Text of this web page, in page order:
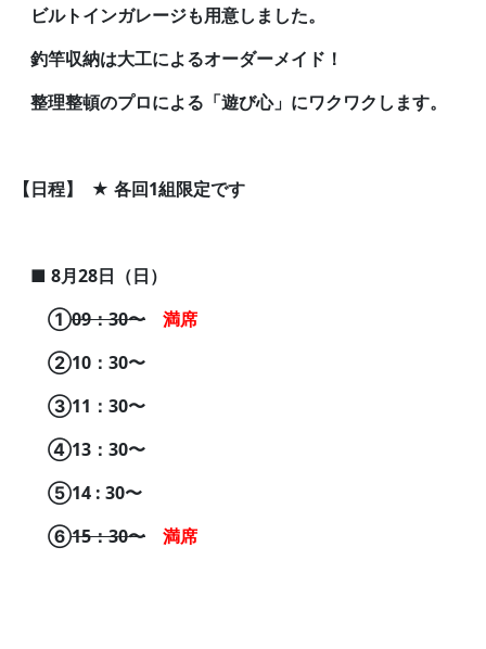
ビルトインガレージも用意しました。
釣竿収納は大工によるオーダーメイド！
整理整頓のプロによる「遊び心」にワクワクします。
【日程】 ★ 各回1組限定です
■ 8月28日（日）
①09：30〜
満席
②10：30〜
③11：30〜
④13：30〜
⑤14 : 30〜
⑥15：30〜 満席